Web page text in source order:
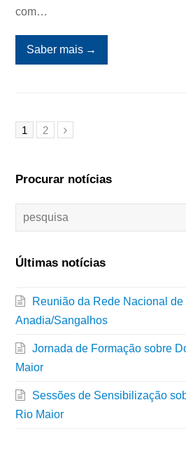
com…
Saber mais →
1 2
Procurar notícias
Últimas notícias
Reunião da Rede Nacional
Anadia/Sangalhos
Jornada de Formação sobre
Maior
Sessões de Sensibilização
Rio Maior